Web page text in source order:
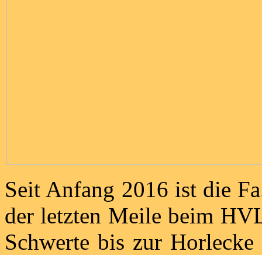
Seit Anfang 2016 ist die
der letzten Meile beim
Schwerte bis zur